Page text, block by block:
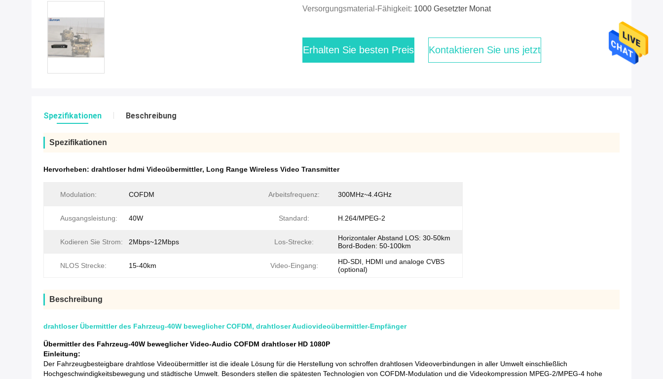
Versorgungsmaterial-Fähigkeit: 1000 Gesetzter Monat
Erhalten Sie besten Preis Kontaktieren Sie uns jetzt
Spezifikationen Beschreibung
Spezifikationen
Hervorheben: drahtloser hdmi Videoübermittler, Long Range Wireless Video Transmitter
Modulation: COFDM Arbeitsfrequenz: 300MHz~4.4GHz
Ausgangsleistung: 40W Standard: H.264/MPEG-2
Kodieren Sie Strom: 2Mbps~12Mbps Los-Strecke:
Horizontaler Abstand LOS: 30-50km
Bord-Boden: 50-100km
NLOS Strecke: 15-40km Video-Eingang:
HD-SDI, HDMI und analoge CVBS
(optional)
Beschreibung
drahtloser Übermittler des Fahrzeug-40W beweglicher COFDM, drahtloser Audiovideoübermittler-Empfänger
Übermittler des Fahrzeug-40W beweglicher Video-Audio COFDM drahtloser HD 1080P
Einleitung:
Der Fahrzeugbesteigbare drahtlose Videoübermittler ist die ideale Lösung für die Herstellung von schroffen drahtlosen Videoverbindungen in aller Umwelt einschließlich
Hochgeschwindigkeitsbewegung und städtische Umwelt. Besonders stellen die spätesten Technologien von COFDM-Modulation und die Videokompression MPEG-2/MPEG-4 hohe